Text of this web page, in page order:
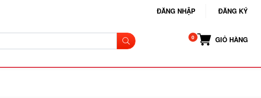
ĐĂNG NHẬP ĐĂNG KÝ
GIỎ HÀNG